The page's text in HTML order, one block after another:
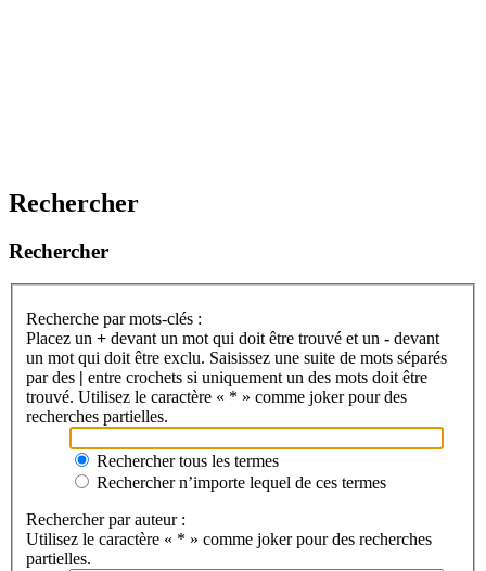
Rechercher
Rechercher
Recherche par mots-clés :
Placez un + devant un mot qui doit être trouvé et un - devant
un mot qui doit être exclu. Saisissez une suite de mots séparés
par des | entre crochets si uniquement un des mots doit être
trouvé. Utilisez le caractère « * » comme joker pour des
recherches partielles.
Rechercher tous les termes
Rechercher n’importe lequel de ces termes
Rechercher par auteur :
Utilisez le caractère « * » comme joker pour des recherches
partielles.